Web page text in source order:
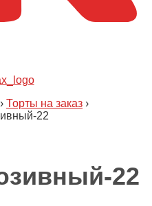
› Торты на заказ ›
22
22